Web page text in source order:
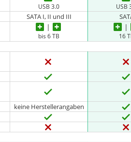
USB 3.0 USB
SATA I, II und III
bis 6 TB 16
keine Herstellerangaben